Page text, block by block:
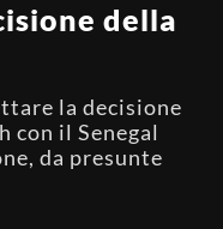
della
la decisione
con il Senegal
da presunte